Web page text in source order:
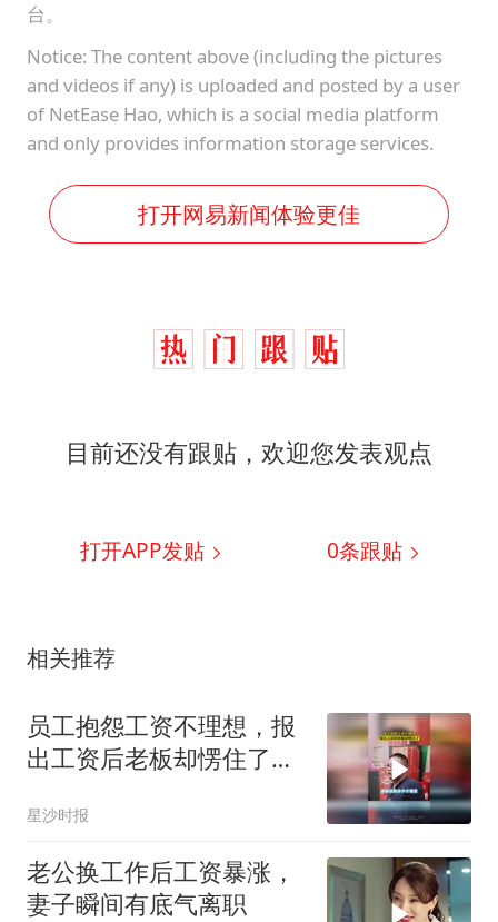
台。
Notice: The content above (including the pictures
and videos if any) is uploaded and posted by a user
of NetEase Hao, which is a social media platform
and only provides information storage services.
打开网易新闻体验更佳
目前还没有跟贴，欢迎您发表观点
打开APP发贴 0条跟贴
相关推荐
员工抱怨工资不理想，报
出工资后老板却愣住了，
星沙时报
老公换工作后工资暴涨，
妻子瞬间有底气离职